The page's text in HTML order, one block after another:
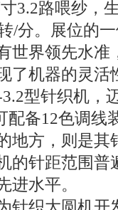
3.2路喂纱，
/分。展位的
世界领先水准
了机器的灵活
型针织机，
配备12色调线
地方，则是其
的针距范围普
进水平。